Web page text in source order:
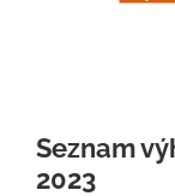
Seznam
2023